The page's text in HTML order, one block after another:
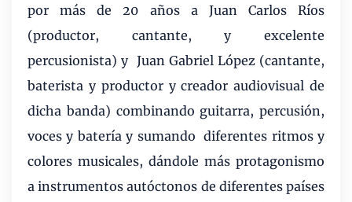
por más de 20 años a Juan Carlos Ríos
(productor, cantante, y excelente
percusionista) y Juan Gabriel López (cantante,
baterista y productor y creador audiovisual de
dicha banda) combinando guitarra, percusión,
voces y batería y sumando diferentes ritmos y
colores musicales, dándole más protagonismo
a instrumentos autóctonos de diferentes países